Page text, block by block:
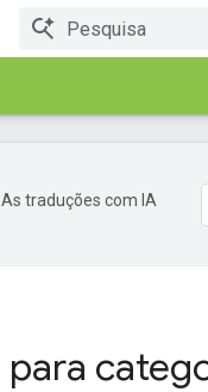
traduções com IA
para